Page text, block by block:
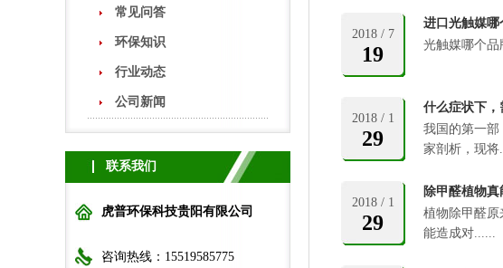
常见问答
环保知识
行业动态
公司新闻
联系我们
虎普环保科技贵阳有限公司
咨询热线：15519585775
2018 / 7
19
进口光触媒哪
光触媒哪个品
2018 / 1
29
什么症状下，
我国的第一部
家剖析，现将
2018 / 1
29
除甲醛植物真
植物除甲醛原
能造成对......